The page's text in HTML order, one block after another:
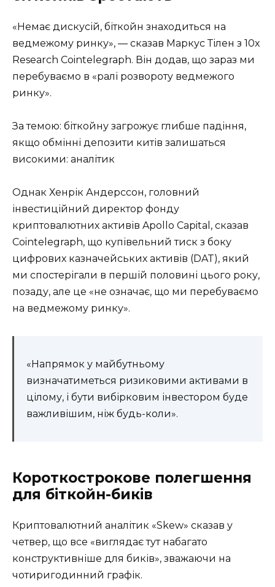
«Немає дискусій, біткойн знаходиться на
ведмежому ринку», — сказав Маркус Тілен з 10x
Research Cointelegraph. Він додав, що зараз ми
перебуваємо в «ралі розвороту ведмежого
ринку».
За темою: біткойну загрожує глибше падіння,
якщо обмінні депозити китів залишаться
високими: аналітик
Однак Хенрік Андерссон, головний
інвестиційний директор фонду
криптовалютних активів Apollo Capital, сказав
Cointelegraph, що купівельний тиск з боку
цифрових казначейських активів (DAT), який
ми спостерігали в першій половині цього року,
позаду, але це «не означає, що ми перебуваємо
на ведмежому ринку».
«Напрямок у майбутньому
визначатиметься ризиковими активами в
цілому, і бути вибірковим інвестором буде
важливішим, ніж будь-коли».
Короткострокове полегшення
для біткойн-биків
Криптовалютний аналітик «Skew» сказав у
четвер, що все «виглядає тут набагато
конструктивніше для биків», зважаючи на
чотиригодинний графік.